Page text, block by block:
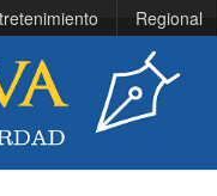
Regional